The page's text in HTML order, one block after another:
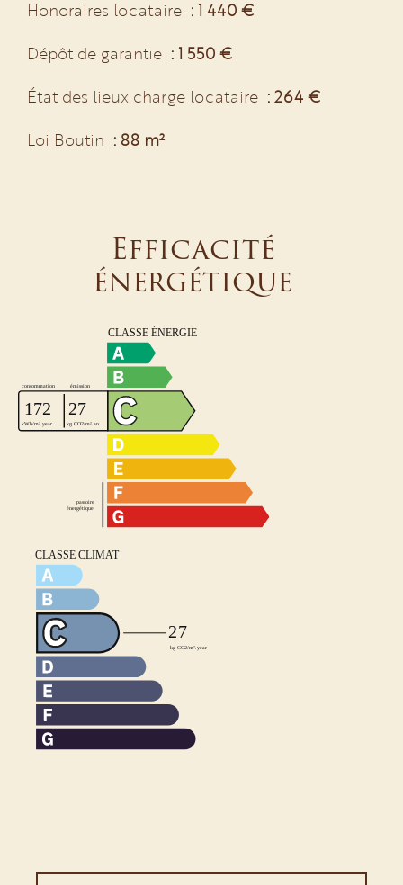
Honoraires locataire
1 440 €
Dépôt de garantie
1 550 €
État des lieux charge locataire
264 €
Loi Boutin
88 m²
Efficacité
énergétique